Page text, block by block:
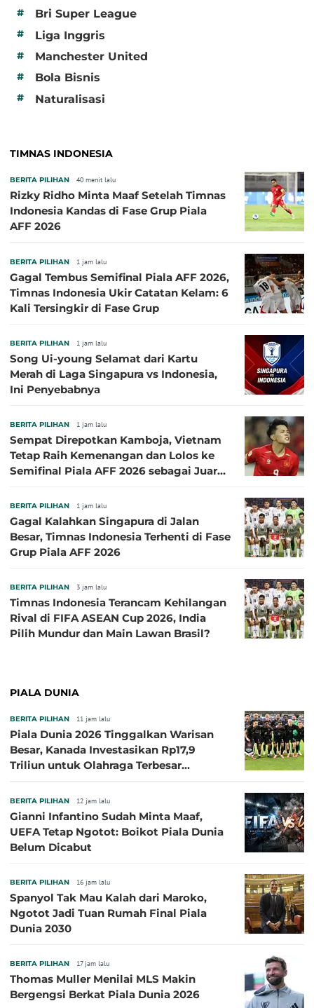
# Bri Super League
# Liga Inggris
# Manchester United
# Bola Bisnis
# Naturalisasi
TIMNAS INDONESIA
BERITA PILIHAN 40 menit lalu
Rizky Ridho Minta Maaf Setelah Timnas
Indonesia Kandas di Fase Grup Piala
AFF 2026
BERITA PILIHAN 1 jam lalu
Gagal Tembus Semifinal Piala AFF 2026,
Timnas Indonesia Ukir Catatan Kelam: 6
Kali Tersingkir di Fase Grup
BERITA PILIHAN 1 jam lalu
Song Ui-young Selamat dari Kartu
Merah di Laga Singapura vs Indonesia,
Ini Penyebabnya
BERITA PILIHAN 1 jam lalu
Sempat Direpotkan Kamboja, Vietnam
Tetap Raih Kemenangan dan Lolos ke
Semifinal Piala AFF 2026 sebagai Juara
BERITA PILIHAN 1 jam lalu
Gagal Kalahkan Singapura di Jalan
Besar, Timnas Indonesia Terhenti di Fase
Grup Piala AFF 2026
BERITA PILIHAN 3 jam lalu
Timnas Indonesia Terancam Kehilangan
Rival di FIFA ASEAN Cup 2026, India
Pilih Mundur dan Main Lawan Brasil?
PIALA DUNIA
BERITA PILIHAN 11 jam lalu
Piala Dunia 2026 Tinggalkan Warisan
Besar, Kanada Investasikan Rp17,9
Triliun untuk Olahraga Terbesar
BERITA PILIHAN 12 jam lalu
Gianni Infantino Sudah Minta Maaf,
UEFA Tetap Ngotot: Boikot Piala Dunia
Belum Dicabut
BERITA PILIHAN 16 jam lalu
Spanyol Tak Mau Kalah dari Maroko,
Ngotot Jadi Tuan Rumah Final Piala
Dunia 2030
BERITA PILIHAN 17 jam lalu
Thomas Muller Menilai MLS Makin
Bergengsi Berkat Piala Dunia 2026